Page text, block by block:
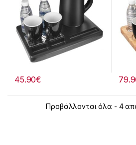
45.90€
Προβάλλονται όλα - 4